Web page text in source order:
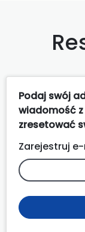
Podaj swój
wiadomość
zresetować
Zarejestruj